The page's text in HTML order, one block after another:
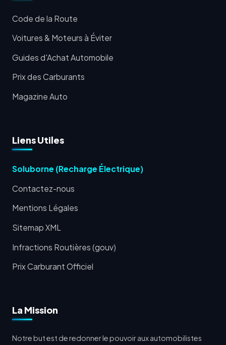
Code de la Route
Voitures & Moteurs à Éviter
Guides d'Achat Automobile
Prix des Carburants
Magazine Auto
Liens Utiles
Soluborne (Recharge Électrique)
Contactez-nous
Mentions Légales
Sitemap XML
Infractions Routières (gouv)
Prix Carburant Officiel
La Mission
Notre but est de redonner le pouvoir aux automobilistes